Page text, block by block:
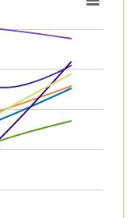
categories.
values. Data ranges